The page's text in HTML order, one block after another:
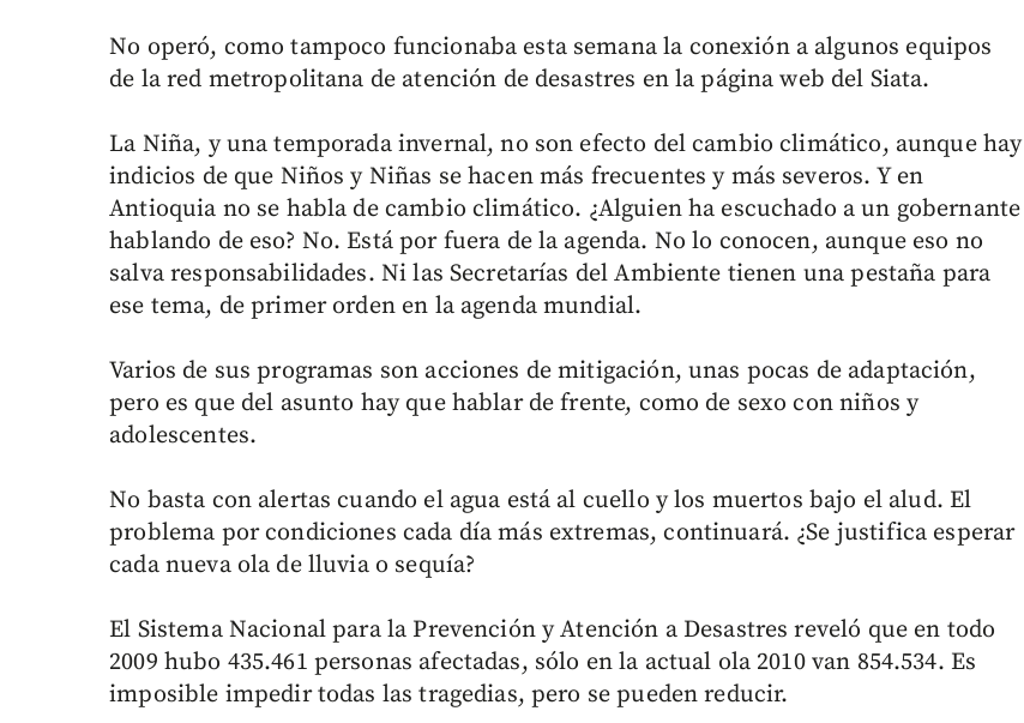
No operó, como tampoco funcionaba esta semana la conexión a algunos equipos
de la red metropolitana de atención de desastres en la página web del Siata.
La Niña, y una temporada invernal, no son efecto del cambio climático, aunque hay
indicios de que Niños y Niñas se hacen más frecuentes y más severos. Y en
Antioquia no se habla de cambio climático. ¿Alguien ha escuchado a un gobernante
hablando de eso? No. Está por fuera de la agenda. No lo conocen, aunque eso no
salva responsabilidades. Ni las Secretarías del Ambiente tienen una pestaña para
ese tema, de primer orden en la agenda mundial.
Varios de sus programas son acciones de mitigación, unas pocas de adaptación,
pero es que del asunto hay que hablar de frente, como de sexo con niños y
adolescentes.
No basta con alertas cuando el agua está al cuello y los muertos bajo el alud. El
problema por condiciones cada día más extremas, continuará. ¿Se justifica esperar
cada nueva ola de lluvia o sequía?
El Sistema Nacional para la Prevención y Atención a Desastres reveló que en todo
2009 hubo 435.461 personas afectadas, sólo en la actual ola 2010 van 854.534. Es
imposible impedir todas las tragedias, pero se pueden reducir.